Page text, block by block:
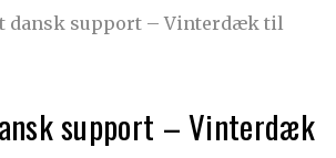
dansk support – Vinterdæk til
support – Vinterdæk